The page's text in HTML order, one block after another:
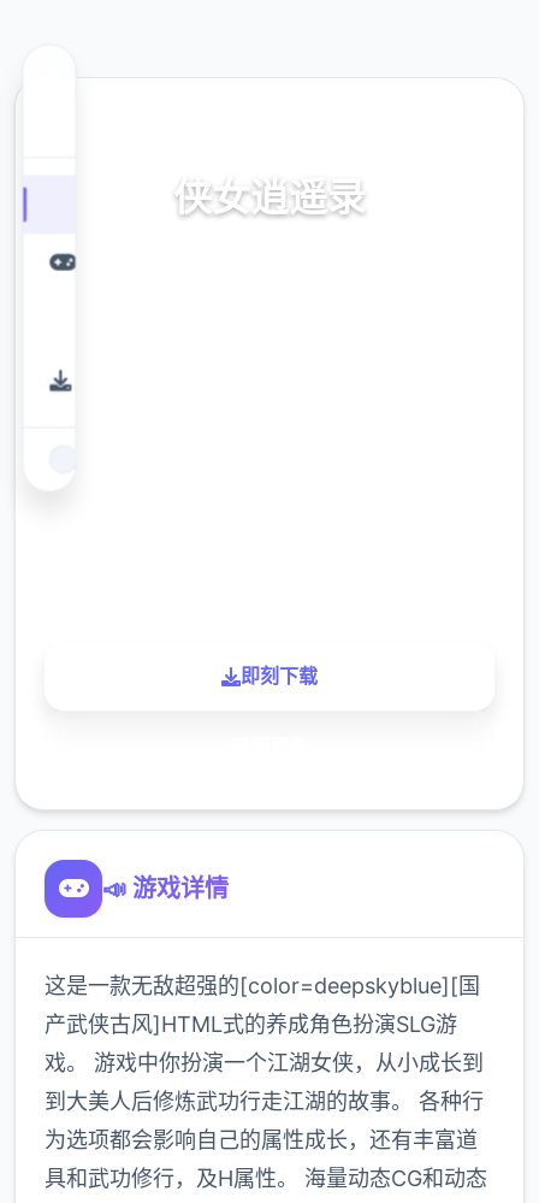
侠女逍遥录
即刻下载
📣 游戏详情
这是一款无敌超强的[color=deepskyblue][国
产武侠古风]HTML式的养成角色扮演SLG游
戏。 游戏中你扮演一个江湖女侠，从小成长到
到大美人后修炼武功行走江湖的故事。 各种行
为选项都会影响自己的属性成长，还有丰富道
具和武功修行，及H属性。 海量动态CG和动态